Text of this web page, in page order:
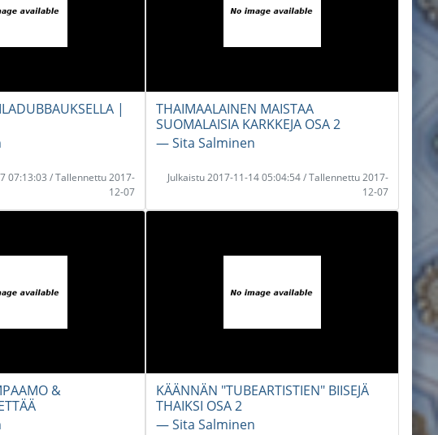
|
07:13:03 / Tallennettu 2017-
12-07
THAIMAALAINEN MAISTAA
SUOMALAISIA KARKKEJA OSA 2
― Sita Salminen
Julkaistu 2017-11-14 05:04:54 / Tallennettu 2017-
12-07
&
KÄÄNNÄN "TUBEARTISTIEN" BIISEJÄ
THAIKSI OSA 2
― Sita Salminen